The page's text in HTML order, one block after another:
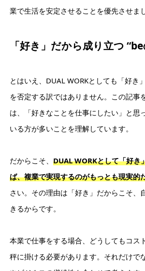
業で生活を安定させることを優先させま
「好き」だから成り立つ
とはいえ、DUAL WORKとしても「好き
を否定する訳ではありません。この記事
は、「好きなことを仕事にしたい」と思
いる方が多いことを理解しています。
だからこそ、 DUAL WORKとして「好き
ば、複業で実現するのがもっとも現実的
さい。その理由は「好き」だからこそ、
きるからです。
本業で仕事をする場合、どうしてもコス
秤に掛ける必要があります。それだけで